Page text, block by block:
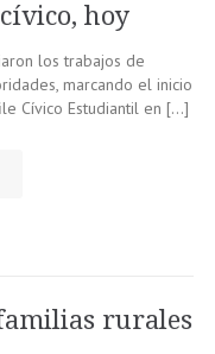
hoy
los trabajos de
marcando el inicio
Cívico Estudiantil en […]
rurales